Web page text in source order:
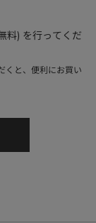
料) を行ってくだ
くと、便利にお買い